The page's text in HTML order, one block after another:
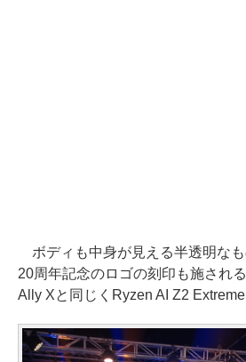
ボディも中身が見える半透明な
20周年記念のロゴの刻印も施され
Ally Xと同じくRyzen AI Z2 Extreme